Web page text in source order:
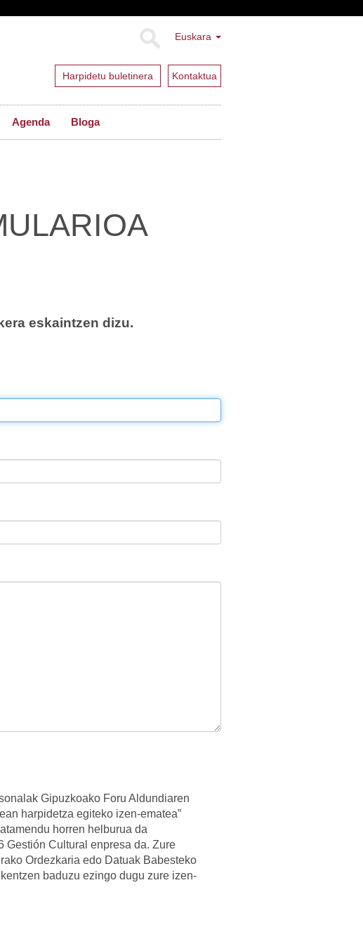
Euskara
Harpidetu buletinera Kontaktua
Agenda Bloga
eskaintzen dizu.
Gipuzkoako Foru Aldundiaren
harpidetza egiteko izen-ematea”
horren helburua da
Gestión Cultural enpresa da. Zure
Ordezkaria edo Datuak Babesteko
baduzu ezingo dugu zure izen-